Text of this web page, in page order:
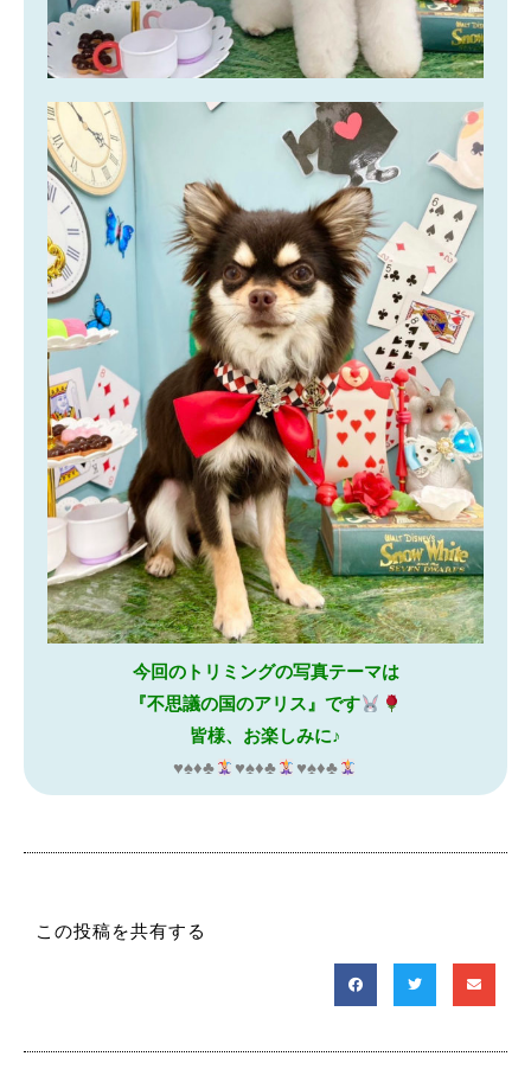
今回のトリミングの写真テーマは
『不思議の国のアリス』です
皆様、お楽しみに♪
♥️♠️♦️♣️ ♥️♠️♦️♣️ ♥️♠️♦️♣️
この投稿を共有する